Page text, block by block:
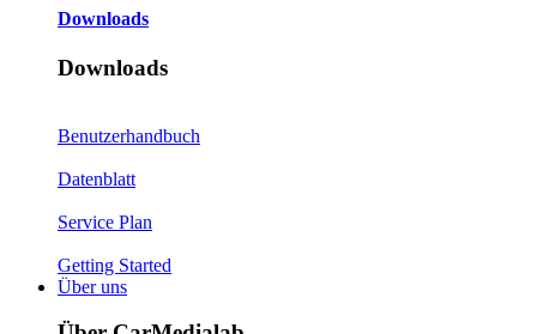
Downloads
Downloads
Benutzerhandbuch
Datenblatt
Service Plan
Getting Started
Über uns